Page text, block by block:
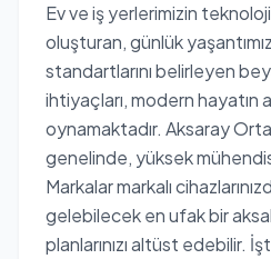
Ev ve iş yerlerimizin
oluşturan, günlük
standartlarını belirleyen
ihtiyaçları, modern hayatın
oynamaktadır. Aksaray
genelinde, yüksek
Markalar markalı
gelebilecek en ufak bir
planlarınızı altüst edebilir.